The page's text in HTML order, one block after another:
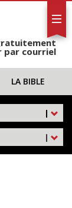
par courriel
LA BIBLE
|
|